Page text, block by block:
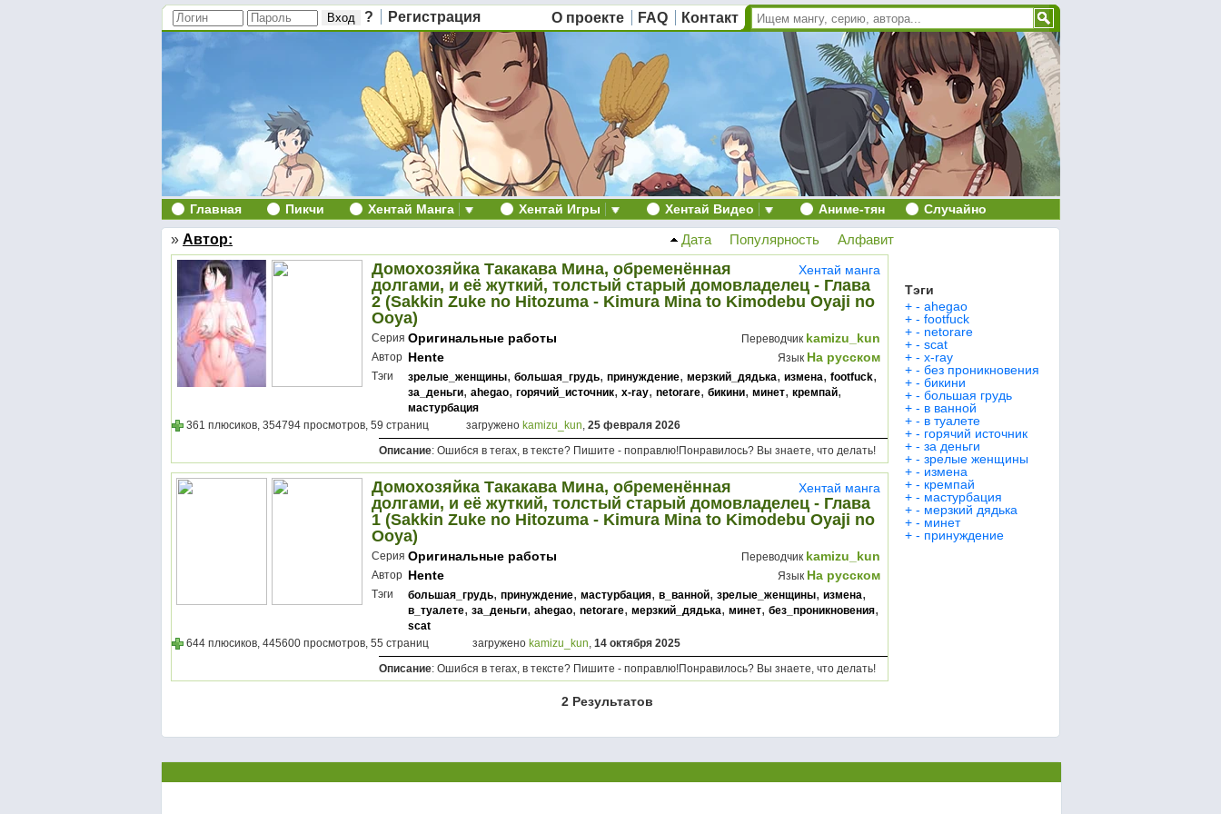
? Регистрация О проекте FAQ Контакт
Главная Пикчи Хентай Манга Хентай Игры Хентай Видео Аниме-тян Случайно
» Автор: Дата Популярность Алфавит
Хентай манга
Домохозяйка Такакава Мина, обременённая
долгами, и её жуткий, толстый старый домовладелец - Глава
2 (Sakkin Zuke no Hitozuma - Kimura Mina to Kimodebu Oyaji no
Ooya)
Серия Оригинальные работы Переводчик kamizu_kun
Автор Hente Язык На русском
Тэги зрелые_женщины, большая_грудь, принуждение, мерзкий_дядька, измена, footfuck,
за_деньги, ahegao, горячий_источник, x-ray, netorare, бикини, минет, кремпай,
мастурбация
361 плюсиков, 354794 просмотров, 59 страниц
загружено kamizu_kun, 25 февраля 2026
Описание: Ошибся в тегах, в тексте? Пишите - поправлю!Понравилось? Вы знаете, что делать!
Хентай манга
Домохозяйка Такакава Мина, обременённая
долгами, и её жуткий, толстый старый домовладелец - Глава
1 (Sakkin Zuke no Hitozuma - Kimura Mina to Kimodebu Oyaji no
Ooya)
Серия Оригинальные работы Переводчик kamizu_kun
Автор Hente Язык На русском
Тэги большая_грудь, принуждение, мастурбация, в_ванной, зрелые_женщины, измена,
в_туалете, за_деньги, ahegao, netorare, мерзкий_дядька, минет, без_проникновения,
scat
644 плюсиков, 445600 просмотров, 55 страниц
загружено kamizu_kun, 14 октября 2025
Описание: Ошибся в тегах, в тексте? Пишите - поправлю!Понравилось? Вы знаете, что делать!
Тэги
+ - ahegao
+ - footfuck
+ - netorare
+ - scat
+ - x-ray
+ - без проникновения
+ - бикини
+ - большая грудь
+ - в ванной
+ - в туалете
+ - горячий источник
+ - за деньги
+ - зрелые женщины
+ - измена
+ - кремпай
+ - мастурбация
+ - мерзкий дядька
+ - минет
+ - принуждение
2 Результатов